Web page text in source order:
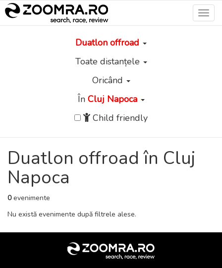
Duatlon offroad
Toate distanțele
Oricând
În Cluj Napoca
Child friendly
Duatlon offroad în Cluj
Napoca
0evenimente
Nu există evenimente după filtrele alese.